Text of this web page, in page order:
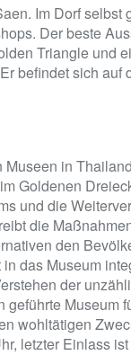
Im Dorf selbst
Der beste
Triangle und
befindet sich
in
Goldenen
und die
die
den
das Museum
der
Museum
wohltätigen
letzter Einlass ist